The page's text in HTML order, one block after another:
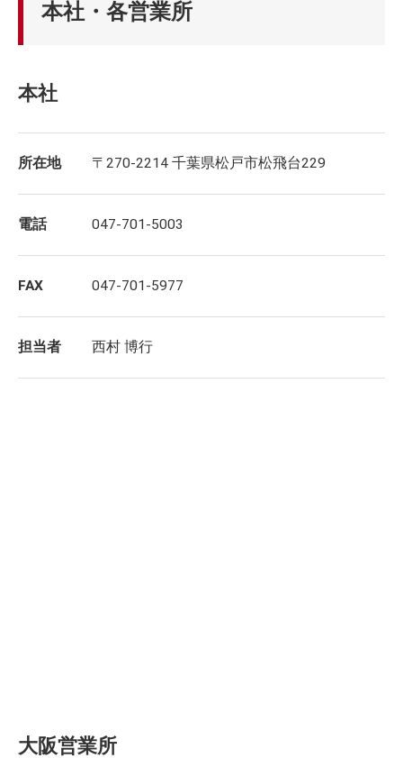
本社・各営業所
本社
所在地 〒270-2214 千葉県松戸市松飛台229
電話 047-701-5003
FAX 047-701-5977
担当者 西村 博行
大阪営業所